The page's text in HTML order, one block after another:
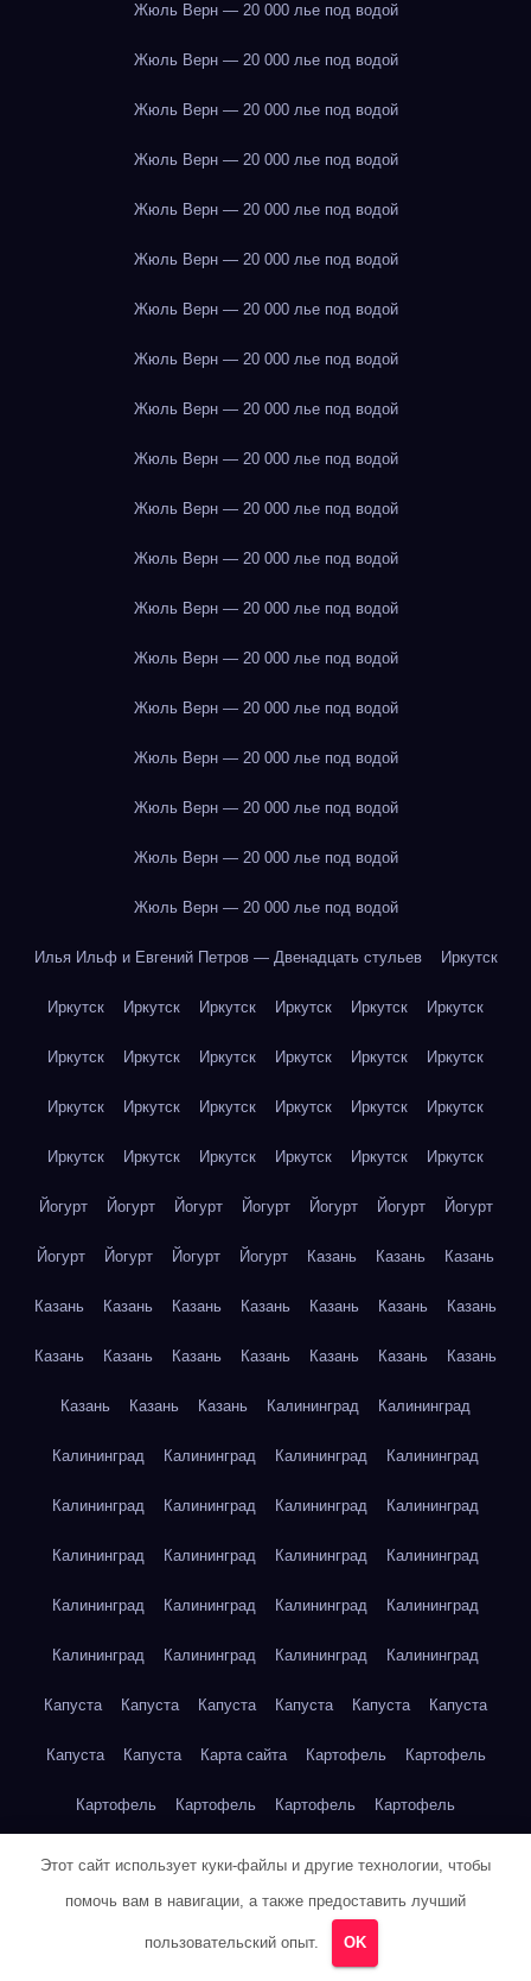
Жюль Верн — 20 000 лье под водой
Жюль Верн — 20 000 лье под водой
Жюль Верн — 20 000 лье под водой
Жюль Верн — 20 000 лье под водой
Жюль Верн — 20 000 лье под водой
Жюль Верн — 20 000 лье под водой
Жюль Верн — 20 000 лье под водой
Жюль Верн — 20 000 лье под водой
Жюль Верн — 20 000 лье под водой
Жюль Верн — 20 000 лье под водой
Жюль Верн — 20 000 лье под водой
Жюль Верн — 20 000 лье под водой
Жюль Верн — 20 000 лье под водой
Жюль Верн — 20 000 лье под водой
Жюль Верн — 20 000 лье под водой
Жюль Верн — 20 000 лье под водой
Жюль Верн — 20 000 лье под водой
Жюль Верн — 20 000 лье под водой
Жюль Верн — 20 000 лье под водой
Илья Ильф и Евгений Петров — Двенадцать стульев Иркутск
Иркутск Иркутск Иркутск Иркутск Иркутск Иркутск
Иркутск Иркутск Иркутск Иркутск Иркутск Иркутск
Иркутск Иркутск Иркутск Иркутск Иркутск Иркутск
Иркутск Иркутск Иркутск Иркутск Иркутск Иркутск
Йогурт Йогурт Йогурт Йогурт Йогурт Йогурт Йогурт
Йогурт Йогурт Йогурт Йогурт Казань Казань Казань
Казань Казань Казань Казань Казань Казань Казань
Казань Казань Казань Казань Казань Казань Казань
Казань Казань Казань Калининград Калининград
Калининград Калининград Калининград Калининград
Калининград Калининград Калининград Калининград
Калининград Калининград Калининград Калининград
Калининград Калининград Калининград Калининград
Калининград Калининград Калининград Калининград
Капуста Капуста Капуста Капуста Капуста Капуста
Капуста Капуста Карта сайта Картофель Картофель
Картофель Картофель Картофель Картофель
Картофель Кейптаун
Кейптаун Кейптаун Кейптаун Кейптаун Кейптаун
Этот сайт использует куки-файлы и другие технологии, чтобы
помочь вам в навигации, а также предоставить лучший
пользовательский опыт. OK